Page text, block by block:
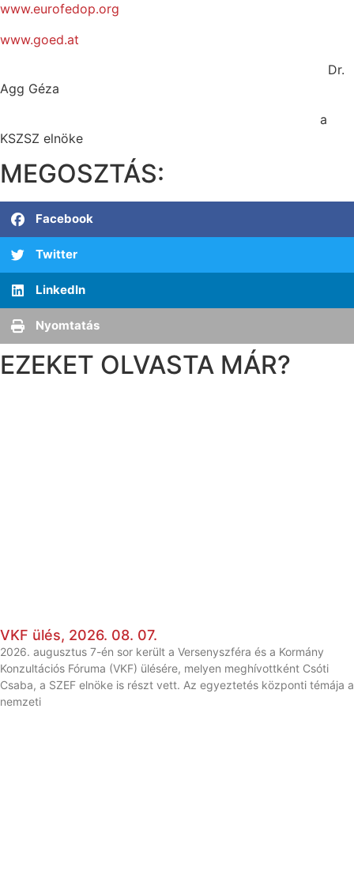
www.eurofedop.org
www.goed.at
Dr.
Agg Géza
a
KSZSZ elnöke
MEGOSZTÁS:
Facebook
Twitter
LinkedIn
Nyomtatás
EZEKET OLVASTA MÁR?
VKF ülés, 2026. 08. 07.
2026. augusztus 7-én sor került a Versenyszféra és a Kormány
Konzultációs Fóruma (VKF) ülésére, melyen meghívottként Csóti
Csaba, a SZEF elnöke is részt vett. Az egyeztetés központi témája a
nemzeti